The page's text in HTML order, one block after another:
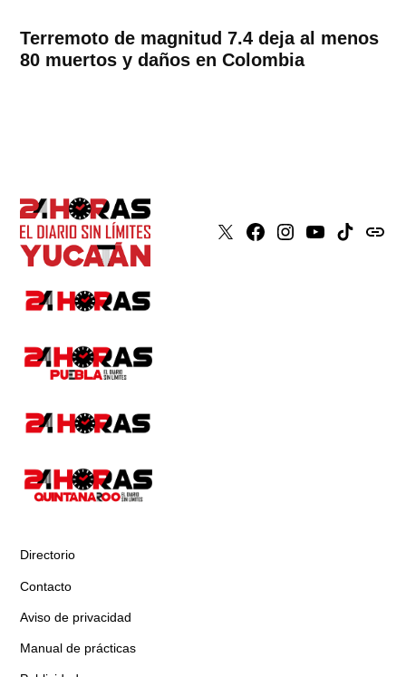
Terremoto de magnitud 7.4 deja al menos
80 muertos y daños en Colombia
X Faceboook
Instagram
YoutubeTiktokissuu
Directorio
Contacto
Aviso de privacidad
Manual de prácticas